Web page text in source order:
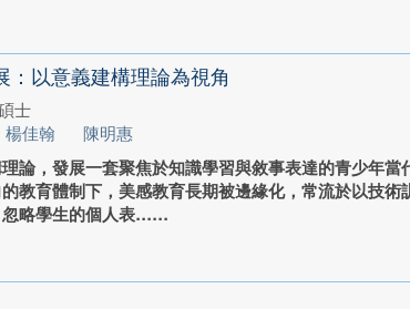
以意義建構理論為視角
士
楊佳翰
陳明惠
論，發展一套聚焦於知識學習與敘事表達的青少年當
教育體制下，美感教育長期被邊緣化，常流於以技術
略學生的個人表...